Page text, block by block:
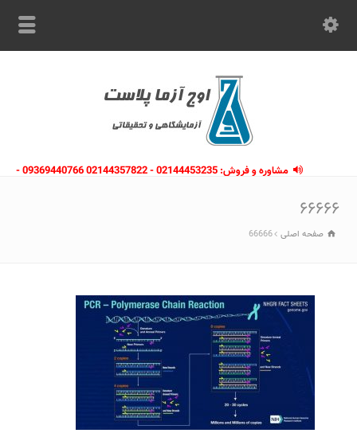
مشاوره و فروش: 02144453235 - 02144357822 09369440766 -
۶۶۶۶۶
صفحه اصلی 66666